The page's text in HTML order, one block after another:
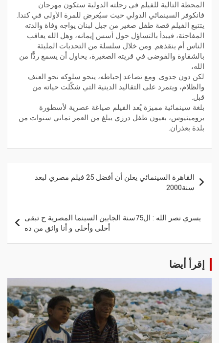
المحطة التالية للفيلم في رحلته الدولية ستكون مهرجان
فانكوفر السينمائي الدولي حيث سيُعرض للمرة الأولى في كندا.
يتتبع الفيلم قصة طفل صغير من جبل لبنان يواجه وفاة والدته
المفاجئة، فيبدأ بالتساؤل حول أسس إيمانه، وهل الله يعاقب
الناس أم ينقذهم. ومن خلال سلسلة من التحديات المليئة
بالشقاوة والفوضى في قريته الصغيرة، يحاول أن يسمع ردًّا من
الله،
لكن دون جدوى. ومع تصاعد إحباطه، ينحو سلوكه نحو العنف
والظلام، ويتمرد على التقاليد الدينية التي شكّلت حياته من
قبل.
بلغة سينمائية مميزة يُعد الفيلم صياغة عصرية لأسطورة
بروميثيوس، بعيون طفل درزي يبلغ من العمر ثماني سنوات من
بلدة بعذران.
القاهرة السينمائي يعلن أن أفضل 25 فيلم مصري لبعد
سنة2000
يسري نصر الله : ال75سنة الجايين السينما المصرية ح تبقى
أحلى وأحلى و أنا واثق من ده
إقرأ أيضا